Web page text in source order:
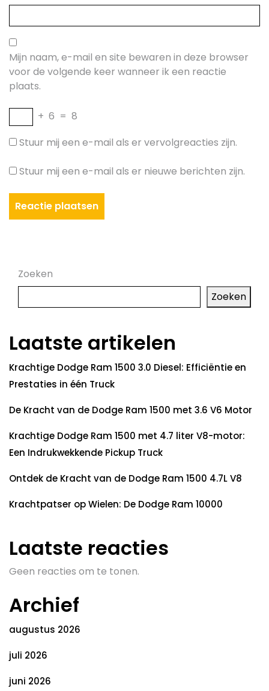
Mijn naam, e-mail en site bewaren in deze browser
voor de volgende keer wanneer ik een reactie
plaats.
+ 6 = 8
Stuur mij een e-mail als er vervolgreacties zijn.
Stuur mij een e-mail als er nieuwe berichten zijn.
Zoeken
Zoeken
Laatste artikelen
Krachtige Dodge Ram 1500 3.0 Diesel: Efficiëntie en
Prestaties in één Truck
De Kracht van de Dodge Ram 1500 met 3.6 V6 Motor
Krachtige Dodge Ram 1500 met 4.7 liter V8-motor:
Een Indrukwekkende Pickup Truck
Ontdek de Kracht van de Dodge Ram 1500 4.7L V8
Krachtpatser op Wielen: De Dodge Ram 10000
Laatste reacties
Geen reacties om te tonen.
Archief
augustus 2026
juli 2026
juni 2026